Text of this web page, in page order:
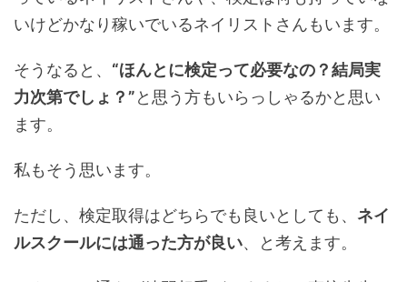
いけどかなり稼いでいるネイリストさんもいます。
そうなると、 “ほんとに検定って必要なの？結局実
力次第でしょ？”と思う方もいらっしゃるかと思い
ます。
私もそう思います。
ただし、検定取得はどちらでも良いとしても、 ネイ
ルスクールには通った方が良い、と考えます。